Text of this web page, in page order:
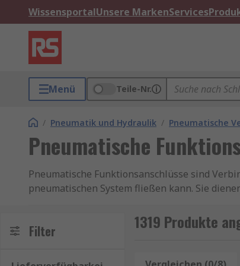
WissensportalUnsere MarkenServices
Menü Teile-Nr.
/ Pneumatik und Hydraulik / Pneumatische
Pneumatische
Pneumatische Funktionsanschlüsse sind
pneumatischen System fließen kann. Sie
Leckagen übertragen wird, was für den
Filter 1319 Produkte